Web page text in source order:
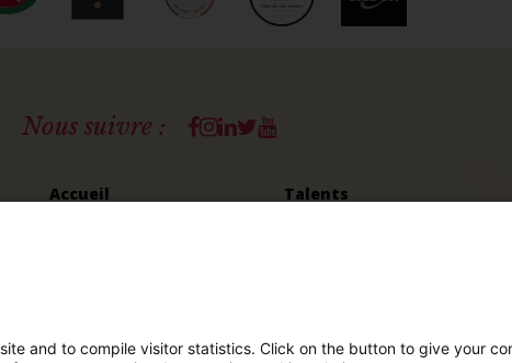
Nous suivre : Facebook
Instagram
Linkedin
Twitter
Youtube
Accueil
Talents
and to compile visitor statistics. Click on the button to give your